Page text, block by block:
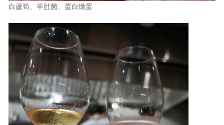
白蘆筍、羊肚菌、蛋白燉蛋